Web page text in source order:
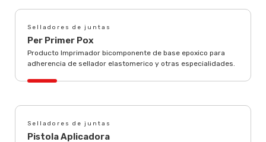
Selladores de juntas
Per Primer Pox
Producto Imprimador bicomponente de base epoxico para
adherencia de sellador elastomerico y otras especialidades.
Selladores de juntas
Pistola Aplicadora